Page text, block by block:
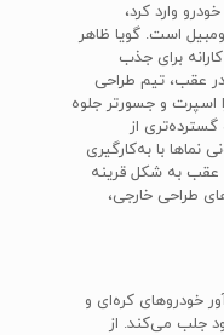
وارد کرد،
است. گویا ظاهر
برای جذب
عقب، تیم طراحی
اسپرت و جسورتر جلوه
از
نماها با به‌کارگیری
عقب به شکل قرینه
طراحی خارجی،
خودروهای کره‌ای و
جلب می‌کند. از